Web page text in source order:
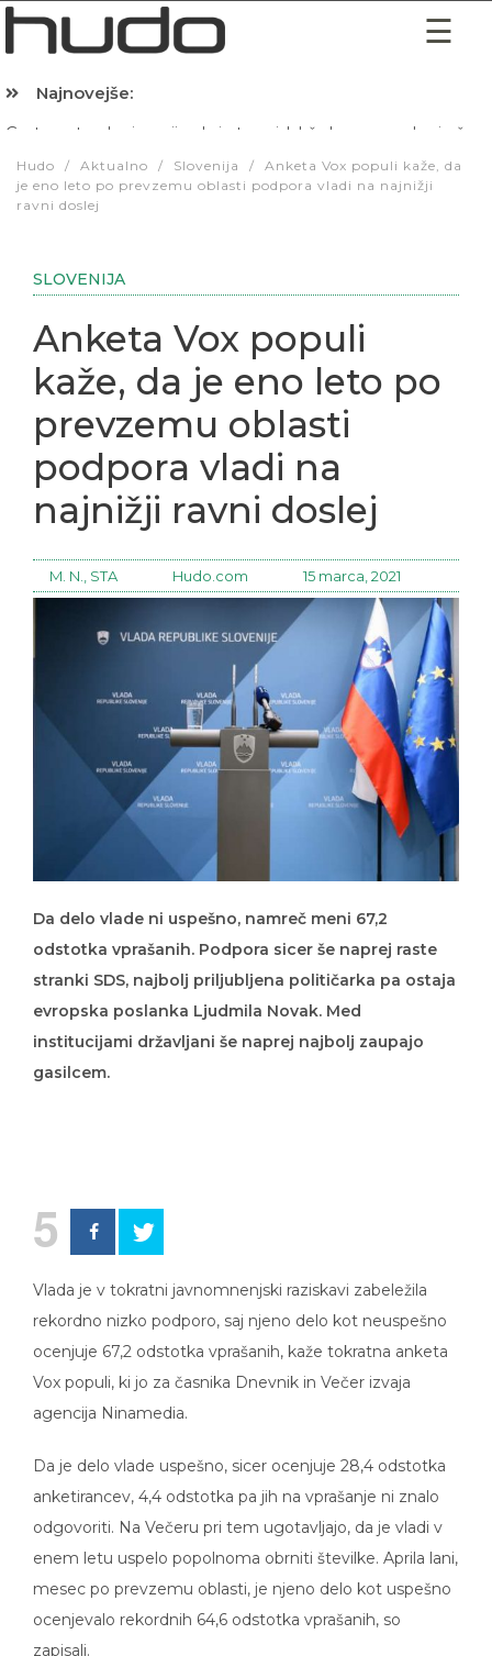
Najnovejše:
je eno leto po prevzemu oblasti podpora vladi na najnižji
ravni doslej
Anketa Vox populi
kaže, da je eno leto po
prevzemu oblasti
podpora vladi na
najnižji ravni doslej
M. N., STA Hudo.com 15 marca, 2021
odstotka vprašanih. Podpora sicer še naprej raste
stranki SDS, najbolj priljubljena političarka pa ostaja
evropska poslanka Ljudmila Novak. Med
institucijami državljani še naprej najbolj zaupajo
gasilcem.
5
rekordno nizko podporo, saj njeno delo kot neuspešno
ocenjuje 67,2 odstotka vprašanih, kaže tokratna anketa
Vox populi, ki jo za časnika Dnevnik in Večer izvaja
agencija Ninamedia.
anketirancev, 4,4 odstotka pa jih na vprašanje ni znalo
odgovoriti. Na Večeru pri tem ugotavljajo, da je vladi v
enem letu uspelo popolnoma obrniti številke. Aprila lani,
mesec po prevzemu oblasti, je njeno delo kot uspešno
ocenjevalo rekordnih 64,6 odstotka vprašanih, so
zapisali.